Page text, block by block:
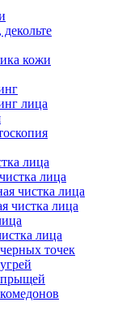
кожи
лица
лица
лица
чистка лица
чистка лица
лица
точек
прыщей